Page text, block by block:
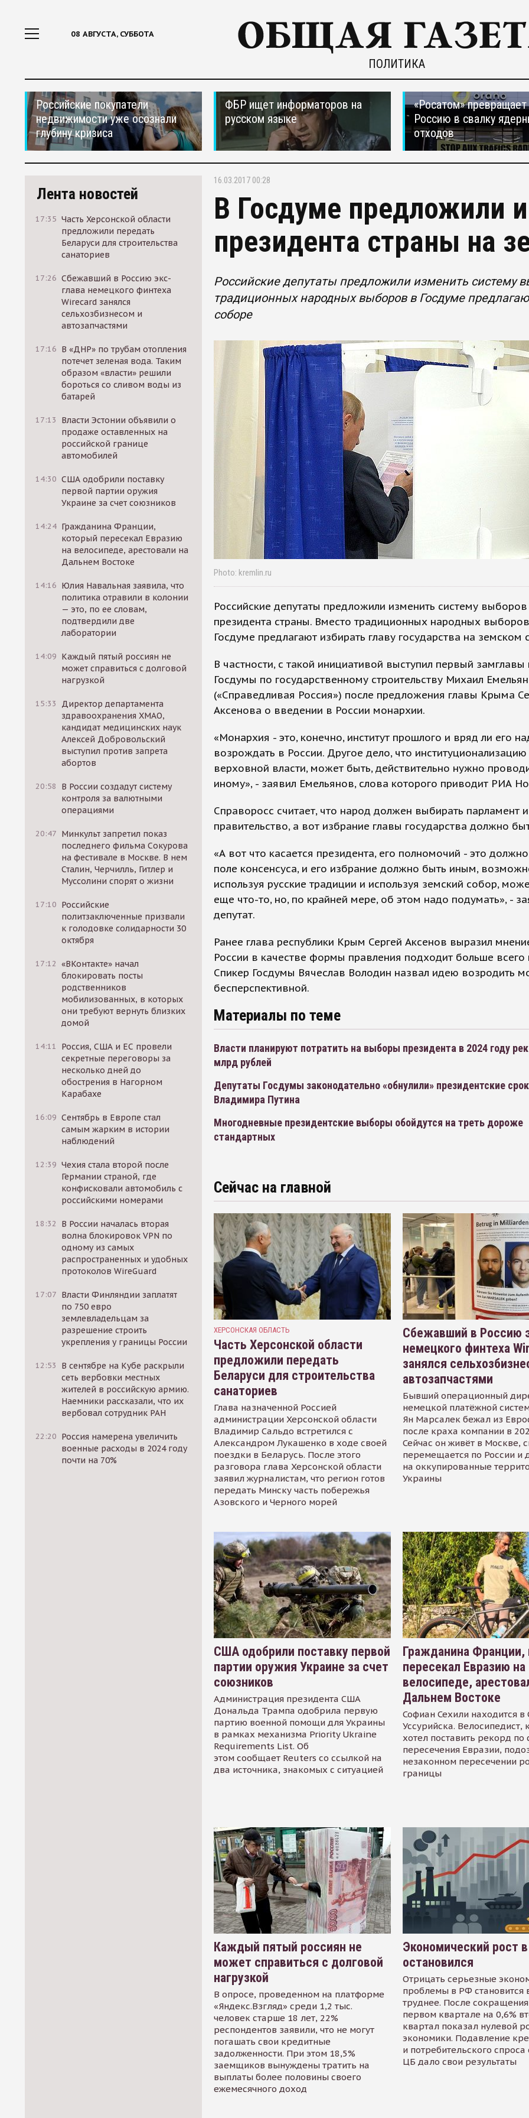
08 АВГУСТА, СУББОТА
ПОЛИТИКА
Российские покупатели
недвижимости уже осознали
глубину кризиса
ФБР ищет информаторов на
русском языке
«Росатом» превращает
Россию в свалку
отходов
Лента новостей
17:35 Часть Херсонской области
предложили передать
Беларуси для строительства
санаториев
17:26 Сбежавший в Россию экс-
глава немецкого финтеха
Wirecard занялся
сельхозбизнесом и
автозапчастями
17:16 В «ДНР» по трубам отопления
потечет зеленая вода. Таким
образом «власти» решили
бороться со сливом воды из
батарей
17:13
Власти Эстонии объявили о
продаже оставленных на
российской границе
автомобилей
14:30 США одобрили поставку
первой партии оружия
Украине за счет союзников
14:24 Гражданина Франции,
который пересекал Евразию
на велосипеде, арестовали на
Дальнем Востоке
14:16 Юлия Навальная заявила, что
политика отравили в колонии
— это, по ее словам,
подтвердили две
лаборатории
14:09 Каждый пятый россиян не
может справиться с долговой
нагрузкой
15:33
Директор департамента
здравоохранения ХМАО,
кандидат медицинских наук
Алексей Добровольский
выступил против запрета
абортов
20:58
В России создадут систему
контроля за валютными
операциями
20:47 Минкульт запретил показ
последнего фильма Сокурова
на фестивале в Москве. В нем
Сталин, Черчилль, Гитлер и
Муссолини спорят о жизни
17:10 Российские
политзаключенные призвали
к голодовке солидарности 30
октября
17:12 «ВКонтакте» начал
блокировать посты
родственников
мобилизованных, в которых
они требуют вернуть близких
домой
14:11
Россия, США и ЕС провели
секретные переговоры за
несколько дней до
обострения в Нагорном
Карабахе
16:09 Сентябрь в Европе стал
самым жарким в истории
наблюдений
12:39 Чехия стала второй после
Германии страной, где
конфисковали автомобиль с
российскими номерами
18:32
В России началась вторая
волна блокировок VPN по
одному из самых
распространенных и удобных
протоколов WireGuard
17:07 Власти Финляндии заплатят
по 750 евро
землевладельцам за
разрешение строить
укрепления у границы России
12:53
В сентябре на Кубе раскрыли
сеть вербовки местных
жителей в российскую армию.
Наемники рассказали, что их
вербовал сотрудник РАН
22:20 Россия намерена увеличить
военные расходы в 2024 году
почти на 70%
16.03.2017 00:28
В Госдуме предложили
президента страны на
Российские депутаты предложили изменить систему
традиционных народных выборов в Госдуме
соборе
Photo: kremlin.ru
Российские депутаты предложили изменить систему выборов
президента страны. Вместо традиционных народных
Госдуме предлагают избирать главу государства на земском
В частности, с такой инициативой выступил первый замглавы
Госдумы по государственному строительству Михаил
(«Справедливая Россия») после предложения главы Крыма
Аксенова о введении в России монархии.
«Монархия - это, конечно, институт прошлого и вряд ли его
возрождать в России. Другое дело, что институционализацию
верховной власти, может быть, действительно нужно
иному», - заявил Емельянов, слова которого приводит РИА
Справоросс считает, что народ должен выбирать парламент и
правительство, а вот избрание главы государства должно
«А вот что касается президента, его полномочий - это
поле консенсуса, и его избрание должно быть иным,
используя русские традиции и используя земский собор,
еще что-то, но, по крайней мере, об этом надо подумать», -
депутат.
Ранее глава республики Крым Сергей Аксенов выразил
России в качестве формы правления подходит больше всего
Спикер Госдумы Вячеслав Володин назвал идею возродить
бесперспективной.
Материалы по теме
Власти планируют потратить на выборы президента в 2024 году
млрд рублей
Депутаты Госдумы законодательно «обнулили» президентские
Владимира Путина
Многодневные президентские выборы обойдутся на треть дороже
стандартных
Сейчас на главной
ХЕРСОНСКАЯ ОБЛАСТЬ
Часть Херсонской области
предложили передать
Беларуси для строительства
санаториев
Глава назначенной Россией
администрации Херсонской области
Владимир Сальдо встретился с
Александром Лукашенко в ходе своей
поездки в Беларусь. После этого
разговора глава Херсонской области
заявил журналистам, что регион готов
передать Минску часть побережья
Азовского и Черного морей
Сбежавший в Россию
немецкого финтеха
занялся
автозапчастями
Бывший операционный
немецкой платёжной
Ян Марсалек бежал из
после краха компании в
Сейчас он живёт в Москве,
перемещается по России и
на оккупированные
Украины
США одобрили поставку первой
партии оружия Украине за счет
союзников
Администрация президента США
Дональда Трампа одобрила первую
партию военной помощи для Украины
в рамках механизма Priority Ukraine
Requirements List. Об
этом сообщает Reuters со ссылкой на
два источника, знакомых с ситуацией
Гражданина Франции,
пересекал Евразию на
велосипеде,
Дальнем Востоке
Софиан Сехили находится
Уссурийска. Велосипедист,
хотел поставить рекорд по
пересечения Евразии,
незаконном пересечении
границы
Каждый пятый россиян не
может справиться с долговой
нагрузкой
В опросе, проведенном на платформе
«Яндекс.Взгляд» среди 1,2 тыс.
человек старше 18 лет, 22%
респондентов заявили, что не могут
погашать свои кредитные
задолженности. При этом 18,5%
заемщиков вынуждены тратить на
выплаты более половины своего
ежемесячного доход
Экономический рост
остановился
Отрицать серьезные
проблемы в РФ становится
труднее. После
первом квартале на 0,6%
квартал показал нулевой
экономики. Подавление
и потребительского
ЦБ дало свои результаты